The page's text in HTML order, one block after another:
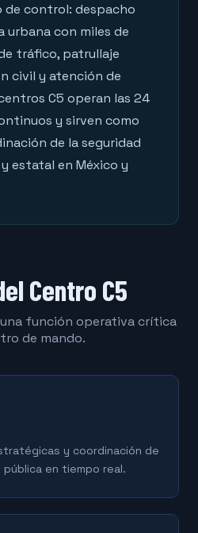
de control: despacho
urbana con miles de
tráfico, patrullaje
civil y atención de
C5 operan las 24
y sirven como
de la seguridad
estatal en México y
Centro C5
función operativa crítica
de mando.
y coordinación de
en tiempo real.